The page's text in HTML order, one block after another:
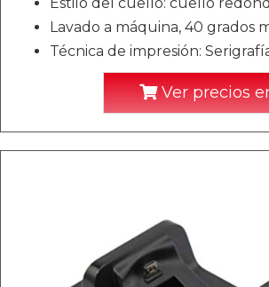
Lavado a máquina, 40 grados
Técnica de impresión:
Ver precios